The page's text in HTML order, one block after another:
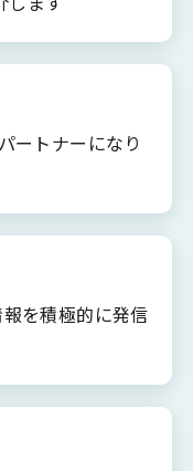
ートナーになり
を積極的に発信